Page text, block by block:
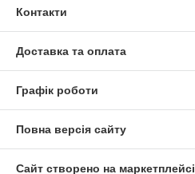
Контакти
Доставка та оплата
Графік роботи
Повна версія сайту
Сайт створено на маркетплейсі